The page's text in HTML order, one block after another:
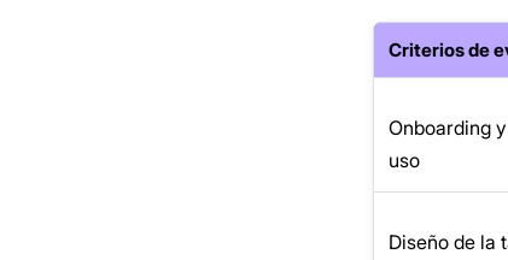
Criterios de
Onboarding
uso
Diseño de la